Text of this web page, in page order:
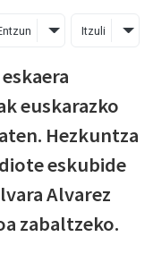
Itzuli
euskarazko
Hezkuntza
eskubide
Alvarez
zabaltzeko.